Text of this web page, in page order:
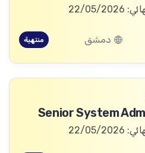
05/2026
دمشق منتهية
Senior System
05/2026